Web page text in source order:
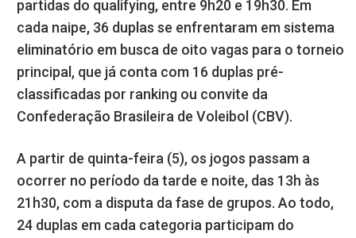
partidas do qualifying, entre 9h20 e 19h30. Em
cada naipe, 36 duplas se enfrentaram em sistema
eliminatório em busca de oito vagas para o torneio
principal, que já conta com 16 duplas pré-
classificadas por ranking ou convite da
Confederação Brasileira de Voleibol (CBV).
A partir de quinta-feira (5), os jogos passam a
ocorrer no período da tarde e noite, das 13h às
21h30, com a disputa da fase de grupos. Ao todo,
24 duplas em cada categoria participam do